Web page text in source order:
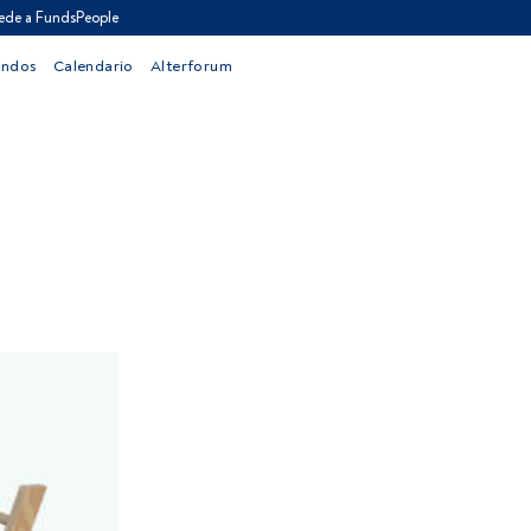
a FundsPeople
Calendario Alterforum